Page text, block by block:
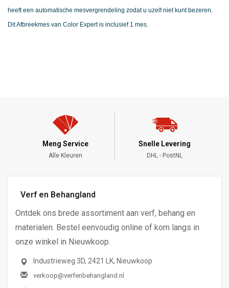
heeft een automatische mesvergrendeling zodat u uzelf niet kunt bezeren.
Dit Afbreekmes van Color Expert is inclusief 1 mes.
Meng Service
Alle Kleuren
Snelle Levering
DHL - PostNL
Verf en Behangland
Ontdek ons brede assortiment aan verf, behang en
materialen. Bestel eenvoudig online of kom langs in
onze winkel in Nieuwkoop.
Industrieweg 3D, 2421 LK, Nieuwkoop
verkoop@verfenbehangland.nl